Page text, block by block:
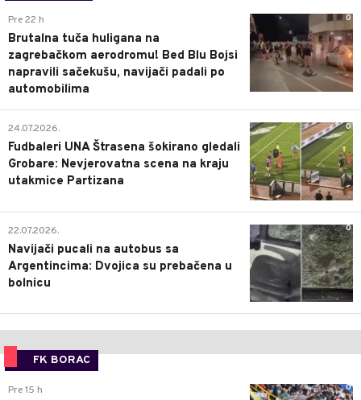
0
Pre 22 h
Brutalna tuča huligana na
zagrebačkom aerodromu! Bed Blu Bojsi
napravili sačekušu, navijači padali po
automobilima
0
24.07.2026.
Fudbaleri UNA Štrasena šokirano gledali
Grobare: Nevjerovatna scena na kraju
utakmice Partizana
0
22.07.2026.
Navijači pucali na autobus sa
Argentincima: Dvojica su prebačena u
bolnicu
FK BORAC
0
Pre 15 h